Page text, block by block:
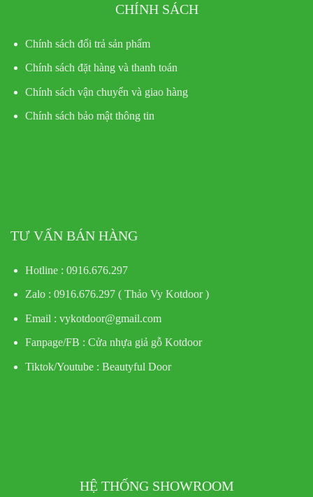
CHÍNH SÁCH
Chính sách đổi trả sản phẩm
Chính sách đặt hàng và thanh toán
Chính sách vận chuyển và giao hàng
Chính sách bảo mật thông tin
TƯ VẤN BÁN HÀNG
Hotline : 0916.676.297
Zalo : 0916.676.297 ( Thảo Vy Kotdoor )
Email : vykotdoor@gmail.com
Fanpage/FB : Cửa nhựa giả gỗ Kotdoor
Tiktok/Youtube : Beautyful Door
HỆ THỐNG SHOWROOM